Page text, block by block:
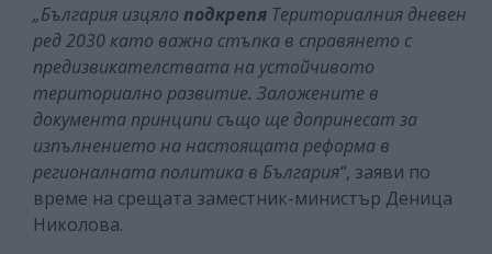
„България изцяло подкрепя Териториалния дневен
ред 2030 като важна стъпка в справянето с
предизвикателствата на устойчивото
териториално развитие. Заложените в
документа принципи също ще допринесат за
изпълнението на настоящата реформа в
регионалната политика в България“, заяви по
време на срещата заместник-министър Деница
Николова.